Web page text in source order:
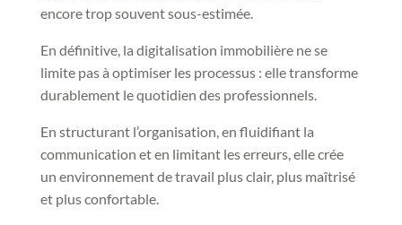
encore trop souvent sous-estimée.
En définitive, la digitalisation immobilière ne se
limite pas à optimiser les processus : elle transforme
durablement le quotidien des professionnels.
En structurant l’organisation, en fluidifiant la
communication et en limitant les erreurs, elle crée
un environnement de travail plus clair, plus maîtrisé
et plus confortable.